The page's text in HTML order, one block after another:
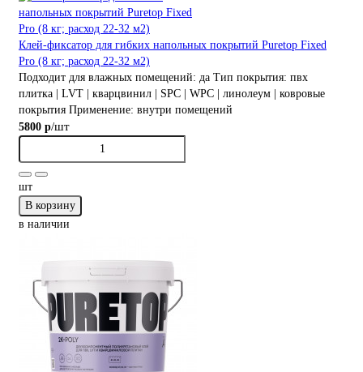
Клей-фиксатор для гибких напольных покрытий Puretop Fixed
Pro (8 кг; расход 22-32 м2)
Подходит для влажных помещений: да Тип покрытия: пвх
плитка | LVT | кварцвинил | SPC | WPC | линолеум | ковровые
покрытия Применение: внутри помещений
5800 р/шт
шт
В корзину
в наличии